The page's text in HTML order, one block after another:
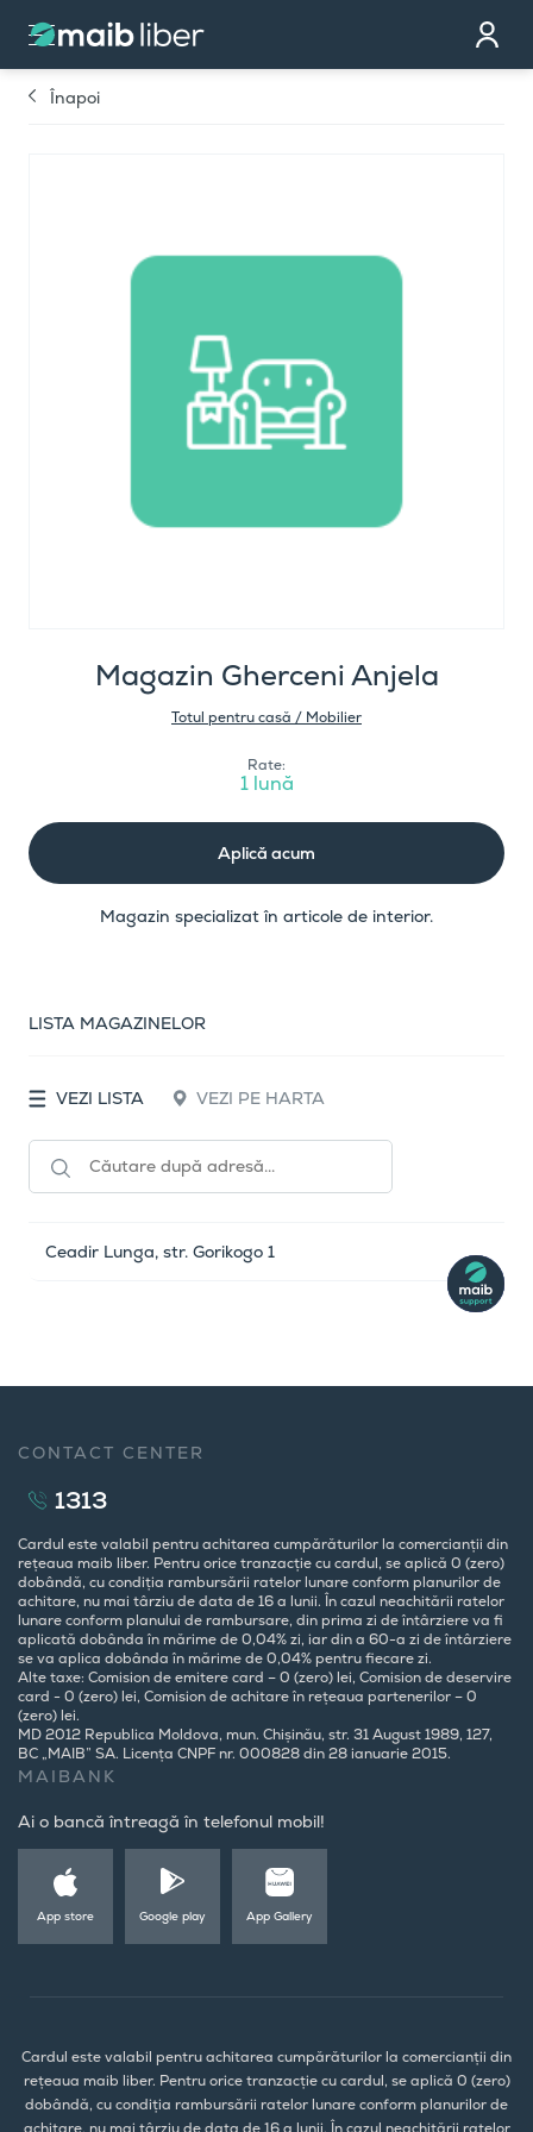
Contact
Devino partener
Înapoi
Magazin Gherceni Anjela
Totul pentru casă / Mobilier
Rate:
1 lună
Aplică acum
Magazin specializat în articole de interior.
LISTA MAGAZINELOR
VEZI LISTA VEZI PE HARTA
Ceadir Lunga, str. Gorikogo 1
CONTACT CENTER
1313
Cardul este valabil pentru achitarea cumpărăturilor la comercianții din
rețeaua maib liber. Pentru orice tranzacție cu cardul, se aplică 0 (zero)
dobândă, cu condiția rambursării ratelor lunare conform planurilor de
achitare, nu mai târziu de data de 16 a lunii. În cazul neachitării ratelor
lunare conform planului de rambursare, din prima zi de întârziere va fi
aplicată dobânda în mărime de 0,04% zi, iar din a 60-a zi de întârziere
se va aplica dobânda în mărime de 0,04% pentru fiecare zi.
Alte taxe: Comision de emitere card – 0 (zero) lei, Comision de deservire
card - 0 (zero) lei, Comision de achitare în rețeaua partenerilor – 0
(zero) lei.
MD 2012 Republica Moldova, mun. Chișinău, str. 31 August 1989, 127,
BC „MAIB” SA. Licența CNPF nr. 000828 din 28 ianuarie 2015.
MAIBANK
Ai o bancă întreagă în telefonul mobil!
App store Google play App Gallery
Cardul este valabil pentru achitarea cumpărăturilor la comercianții din
rețeaua maib liber. Pentru orice tranzacție cu cardul, se aplică 0 (zero)
dobândă, cu condiția rambursării ratelor lunare conform planurilor de